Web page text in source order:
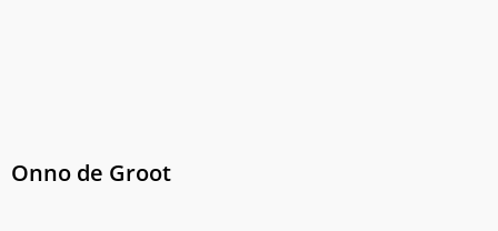
Onno de Groot